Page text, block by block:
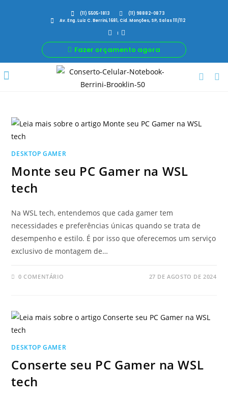
(11) 5505-1813
(11) 98882-0873
Av. Eng. Luiz C. Berrini, 1681, Cid. Monções, SP, Salas 111/112
Fazer orçamento agora
DESKTOP GAMER
Monte seu PC Gamer na WSL
tech
Na WSL tech, entendemos que cada gamer tem
necessidades e preferências únicas quando se trata de
desempenho e estilo. É por isso que oferecemos um serviço
exclusivo de montagem de…
0 COMENTÁRIO 27 DE AGOSTO DE 2024
DESKTOP GAMER
Conserte seu PC Gamer na WSL
tech